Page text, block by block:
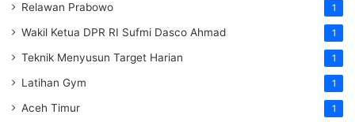
Relawan Prabowo 1
Wakil Ketua DPR RI Sufmi Dasco Ahmad 1
Teknik Menyusun Target Harian 1
Latihan Gym 1
Aceh Timur 1